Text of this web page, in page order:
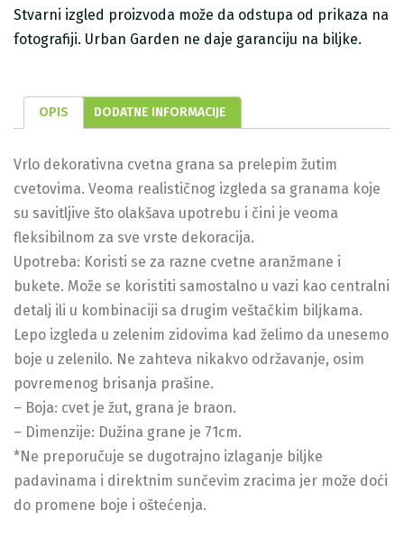
Stvarni izgled proizvoda može da odstupa od prikaza na
fotografiji. Urban Garden ne daje garanciju na biljke.
OPIS DODATNE INFORMACIJE
Vrlo dekorativna cvetna grana sa prelepim žutim
cvetovima. Veoma realističnog izgleda sa granama koje
su savitljive što olakšava upotrebu i čini je veoma
fleksibilnom za sve vrste dekoracija.
Upotreba: Koristi se za razne cvetne aranžmane i
bukete. Može se koristiti samostalno u vazi kao centralni
detalj ili u kombinaciji sa drugim veštačkim biljkama.
Lepo izgleda u zelenim zidovima kad želimo da unesemo
boje u zelenilo. Ne zahteva nikakvo održavanje, osim
povremenog brisanja prašine.
– Boja: cvet je žut, grana je braon.
– Dimenzije: Dužina grane je 71cm.
*Ne preporučuje se dugotrajno izlaganje biljke
padavinama i direktnim sunčevim zracima jer može doći
do promene boje i oštećenja.